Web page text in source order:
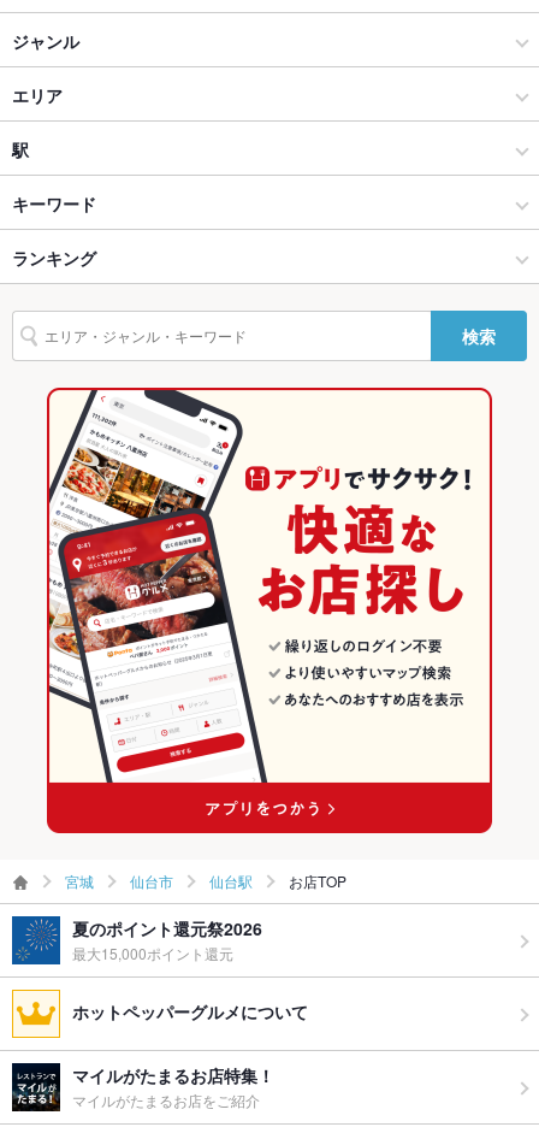
貸切
貸切不可 ：原則店舗貸切は受け付けておりません。人数などは
Wi-Fi あり
バリアフリ
ー
なし ：何かご要望などございましたら、お店までお気軽にお問
せ下さいませ。
その他
飲み放題 あり ：1890円(90分) 2320円（120分）
食べ放題 なし ：ございません
カクテル充実、日本酒充実
お子様連れ
お子様連れ歓迎 ：堀ごたつ席もご用意しておりますので、ご家
族でもゆっくりご利用可能です！
ウェディン
グパーティ
ー二次会
ウエディングパーティー・二次会承ります。詳細はお店迄気軽
にご連絡ください。
歓送迎会、宴会、デート、女子会、合コン、ご家族利用など、
様々な利用シーンに対応しております！
鶏 かんのや
居酒屋 やきとり・牛たん 焼助 国分町店
ジャンル
居酒屋
和風
仙台市 × 居酒屋
仙台市 × 和風
仙台駅 × 居酒屋
仙台駅 × 和風
焼き鳥・鶏料理
仙台市 × 和食
仙台市 × 焼き鳥・鶏料理
仙台駅 × 和食
仙台駅 × 焼き鳥・鶏料理
エリア
仙台駅
仙台駅 × 居酒屋
仙台駅 × 和風
仙台駅 × 和食
仙台駅 × 焼き鳥・鶏料理
宮城 × 居酒屋
宮城 × 和風
宮城 × 和食
宮城 × 焼き鳥・鶏料理
駅
あおば通駅
仙台駅
広瀬通駅
キーワード
手羽先 からあげ
ランキング
宮城のグルメランキング
宮城の居酒屋ランキング
仙台市のグルメランキング
仙台市の居酒屋ランキング
仙台駅のグルメランキング
仙台駅の居酒屋ランキング
検索
宮城 仙台市 仙台駅 お店TOP
夏のポイント還元祭2026
最大15,000ポイント還元
ホットペッパーグルメについて
マイルがたまるお店特集！
マイルがたまるお店をご紹介